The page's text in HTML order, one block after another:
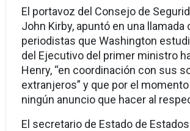
El portavoz del Consejo de
John Kirby, apuntó en una llamada
periodistas que Washington
del Ejecutivo del primer ministro
Henry, “en coordinación con sus
extranjeros” y que por el
ningún anuncio que hacer al
El secretario de Estado de